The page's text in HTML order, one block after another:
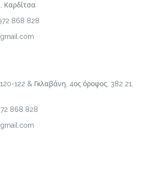
Καρδίτσα
868 828
122 & Γκλαβάνη, 4ος όροφος, 382 21,
868 828